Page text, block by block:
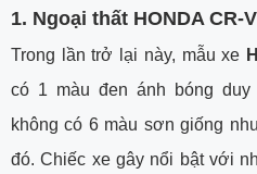
1. Ngoại thất HONDA CR-
Trong lần trở lại này, mẫu xe
có 1 màu đen ánh bóng
không có 6 màu sơn giống
đó. Chiếc xe gây nổi bật với